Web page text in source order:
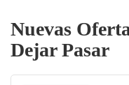
Nuevas
Dejar Pasar